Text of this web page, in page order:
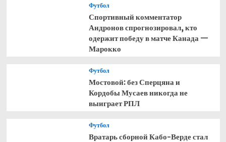
Футбол
Спортивный комментатор
Андронов спрогнозировал, кто
одержит победу в матче Канада —
Марокко
Футбол
Мостовой: без Сперцяна и
Кордобы Мусаев никогда не
выиграет РПЛ
Футбол
Вратарь сборной Кабо-Верде стал